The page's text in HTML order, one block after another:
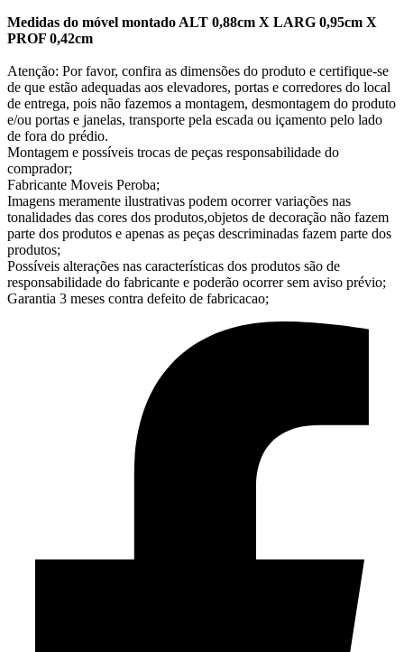
Medidas do móvel montado ALT 0,88cm X LARG 0,95cm X
PROF 0,42cm
Atenção: Por favor, confira as dimensões do produto e certifique-se
de que estão adequadas aos elevadores, portas e corredores do local
de entrega, pois não fazemos a montagem, desmontagem do produto
e/ou portas e janelas, transporte pela escada ou içamento pelo lado
de fora do prédio.
Montagem e possíveis trocas de peças responsabilidade do
comprador;
Fabricante Moveis Peroba;
Imagens meramente ilustrativas podem ocorrer variações nas
tonalidades das cores dos produtos,objetos de decoração não fazem
parte dos produtos e apenas as peças descriminadas fazem parte dos
produtos;
Possíveis alterações nas características dos produtos são de
responsabilidade do fabricante e poderão ocorrer sem aviso prévio;
Garantia 3 meses contra defeito de fabricacao;